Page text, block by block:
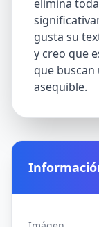
elimina
gusta su
y creo que
que
asequible.